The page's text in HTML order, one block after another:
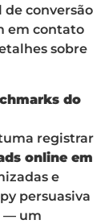
conversão
em contato
sobre
do
registrar
online em
e
persuasiva
— um